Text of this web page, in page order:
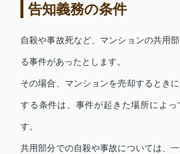
告知義務の条件
自殺や事故死など、マンションの共用
る事件があったとします。
その場合、マンションを売却するとき
する条件は、事件が起きた場所によっ
す。
共用部分での自殺や事故については、